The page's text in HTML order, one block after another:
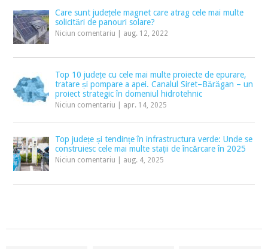
Care sunt județele magnet care atrag cele mai multe
solicitări de panouri solare?
Niciun comentariu aug. 12, 2022
Top 10 județe cu cele mai multe proiecte de epurare,
tratare și pompare a apei. Canalul Siret–Bărăgan – un
proiect strategic în domeniul hidrotehnic
Niciun comentariu apr. 14, 2025
Top județe și tendințe în infrastructura verde: Unde se
construiesc cele mai multe stații de încărcare în 2025
Niciun comentariu aug. 4, 2025